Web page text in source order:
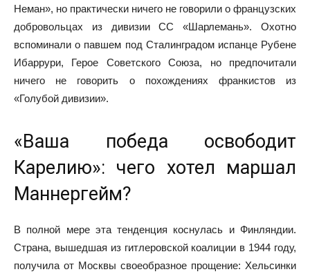
Неман», но практически ничего не говорили о французских
добровольцах из дивизии СС «Шарлемань». Охотно
вспоминали о павшем под Сталинградом испанце Рубене
Ибаррури, Герое Советского Союза, но предпочитали
ничего не говорить о похождениях франкистов из
«Голубой дивизии».
«Ваша победа освободит
Карелию»: чего хотел маршал
Маннергейм?
В полной мере эта тенденция коснулась и Финляндии.
Страна, вышедшая из гитлеровской коалиции в 1944 году,
получила от Москвы своеобразное прощение: Хельсинки